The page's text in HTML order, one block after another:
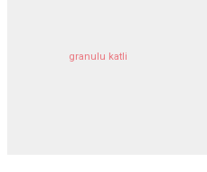
granulu katli